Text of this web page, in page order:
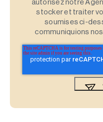
autorisez notre
stocker et traiter
soumises ci-
communiquions